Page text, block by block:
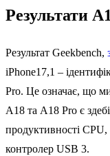
Результати
Результат Geekbench,
iPhone17,1 –
Pro. Це означає, що
A18 та A18 Pro є
продуктивності CPU,
контролер USB 3.